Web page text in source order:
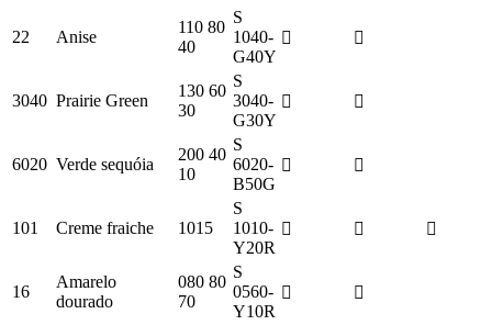
22 Anise
110 80
40
S
1040-
G40Y
3040 Prairie Green
130 60
30
S
3040-
G30Y
6020 Verde sequóia
200 40
10
S
6020-
B50G
101 Creme fraiche 1015
S
1010-
Y20R
16
Amarelo
dourado
080 80
70
S
0560-
Y10R